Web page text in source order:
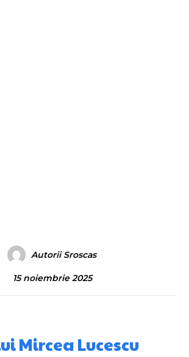
Autorii Sroscas
15 noiembrie 2025
Mircea Lucescu